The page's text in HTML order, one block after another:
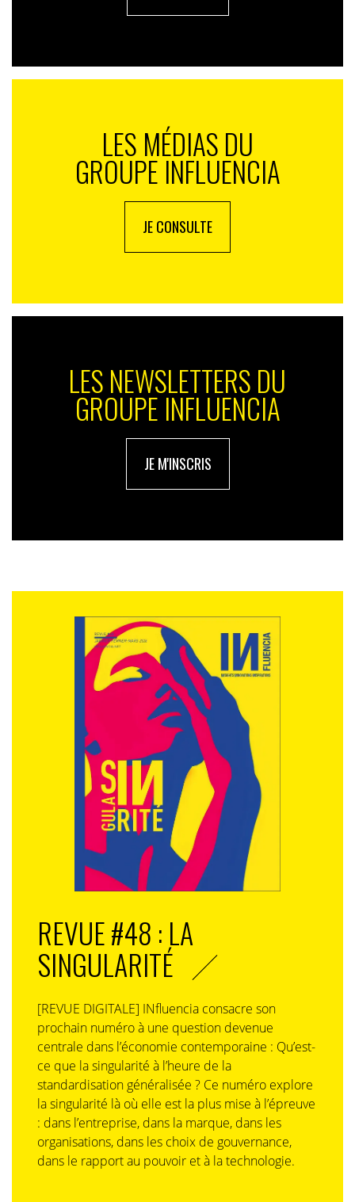
LES MÉDIAS DU
GROUPE INFLUENCIA
JE CONSULTE
LES NEWSLETTERS DU
GROUPE INFLUENCIA
JE M'INSCRIS
REVUE #48 : LA
SINGULARITÉ
[REVUE DIGITALE] INfluencia consacre son
prochain numéro à une question devenue
centrale dans l’économie contemporaine : Qu’est-
ce que la singularité à l’heure de la
standardisation généralisée ? Ce numéro explore
la singularité là où elle est la plus mise à l’épreuve
: dans l’entreprise, dans la marque, dans les
organisations, dans les choix de gouvernance,
dans le rapport au pouvoir et à la technologie.